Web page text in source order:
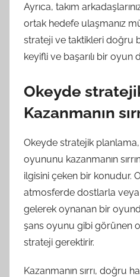
Ayrıca, takım
ortak hedefe ulaşmanız
strateji ve taktikleri doğru
keyifli ve başarılı bir oyun
Okeyde
Kazanmanın
Okeyde stratejik
oyununu kazanmanın
ilgisini çeken bir konudur.
atmosferde dostlarla
gelerek oynanan bir
şans oyunu gibi görünen
strateji gerektirir.
Kazanmanın sırrı, doğru